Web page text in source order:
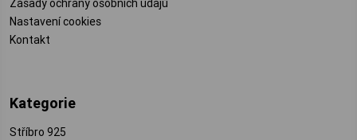
Zásady ochrany osobních údajů
Nastavení cookies
Kontakt
Kategorie
Stříbro 925